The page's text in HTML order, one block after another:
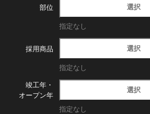
部位 選択
指定なし
採用商品 選択
指定なし
竣工年・
オープン年
選択
指定なし